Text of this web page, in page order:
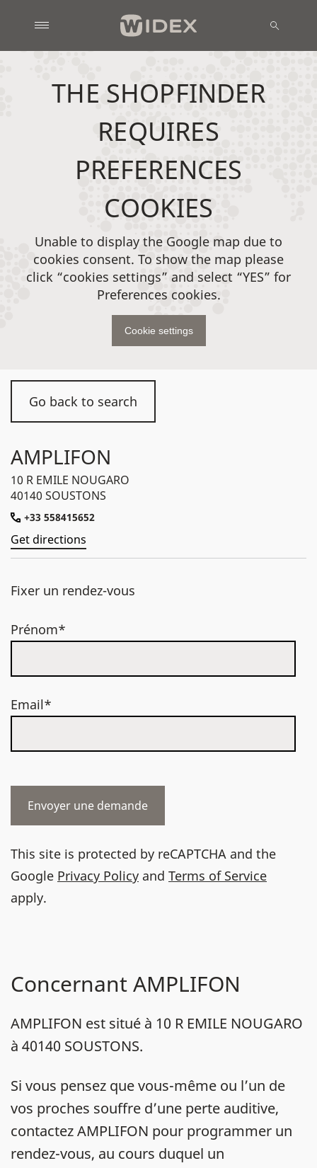
Go back to search
AMPLIFON
10 R EMILE NOUGARO
40140 SOUSTONS
+33 558415652
Get directions
Fixer un rendez-vous
Prénom*
Email*
This site is protected by reCAPTCHA and the
Google Privacy Policy and Terms of Service
apply.
Concernant AMPLIFON
AMPLIFON est situé à 10 R EMILE NOUGARO
à 40140 SOUSTONS.
Si vous pensez que vous-même ou l’un de
vos proches souffre d’une perte auditive,
contactez AMPLIFON pour programmer un
rendez-vous, au cours duquel un
THE SHOPFINDER
REQUIRES
PREFERENCES
COOKIES
Unable to display the Google map due to
cookies consent. To show the map please
click “cookies settings” and select “YES” for
Preferences cookies.
Cookie settings